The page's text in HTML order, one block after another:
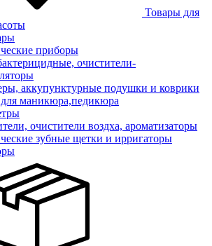
Товары для
приборы
очистители-
аккупунктурные подушки и коврики
маникюра,педикюра
очистители воздха, ароматизаторы
зубные щетки и ирригаторы